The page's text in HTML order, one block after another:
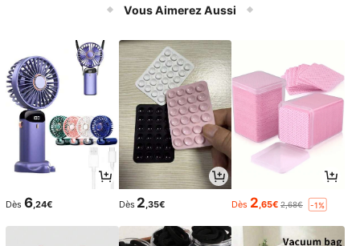
Vous Aimerez Aussi
Dès 6,24€ Dès 2 ,35€ Dès 2 ,65€ 2,68€ -1%